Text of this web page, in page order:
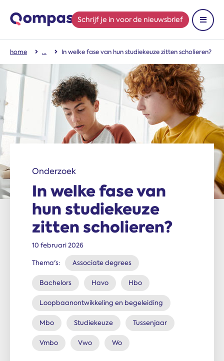
Schrijf je in voor de nieuwsbrief
Toon
home In welke fase van hun studiekeuze zitten scholieren?
Onderzoek
In welke fase van
hun studiekeuze
zitten scholieren?
10 februari 2026
Thema's: Associate degrees
Bachelors Havo Hbo
Loopbaanontwikkeling en begeleiding
Mbo Studiekeuze Tussenjaar
Vmbo Vwo Wo